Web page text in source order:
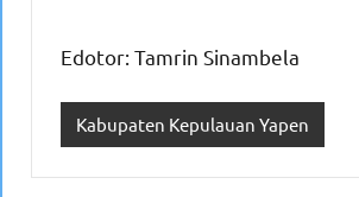
Edotor: Tamrin Sinambela
Kabupaten Kepulauan Yapen